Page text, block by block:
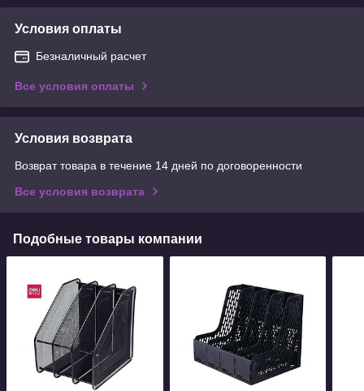
Условия оплаты
Безналичный расчет
Все условия оплаты
Условия возврата
Возврат товара в течение 14 дней по договоренности
Все условия возврата
Подобные товары компании